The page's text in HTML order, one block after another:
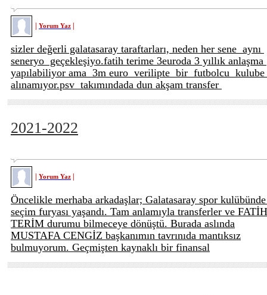
Yorum Yaz
sizler değerli galatasaray taraftarları, neden her sene aynı
seneryo geçekleşiyo.fatih terime 3euroda 3 yıllık anlaşma
yapılabiliyor ama 3m euro verilipte bir futbolcu kulube
alınamıyor.psv takımındada dun akşam transfer
2021-2022
Yorum Yaz
Öncelikle merhaba arkadaşlar; Galatasaray spor
seçim furyası yaşandı. Tam anlamıyla transferler ve FATİH
TERİM durumu bilmeceye dönüştü. Burada aslında
MUSTAFA CENGİZ başkanımın tavrınıda mantıksız
bulmuyorum. Geçmişten kaynaklı bir finansal